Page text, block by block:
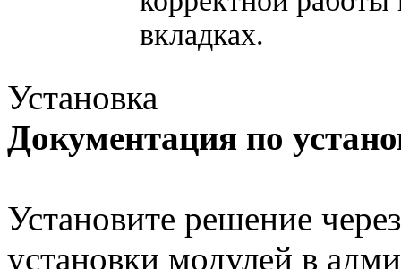
вкладках.
Установка
Документация по
Установите решение
установки модулей в